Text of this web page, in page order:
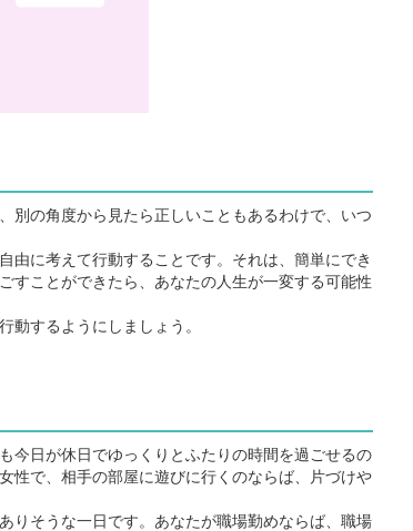
の角度から見たら正しいこともあるわけで、いつ
に考えて行動することです。それは、簡単にでき
すことができたら、あなたの人生が一変する可能性
するようにしましょう。
今日が休日でゆっくりとふたりの時間を過ごせるの
性で、相手の部屋に遊びに行くのならば、片づけや
りそうな一日です。あなたが職場勤めならば、職場